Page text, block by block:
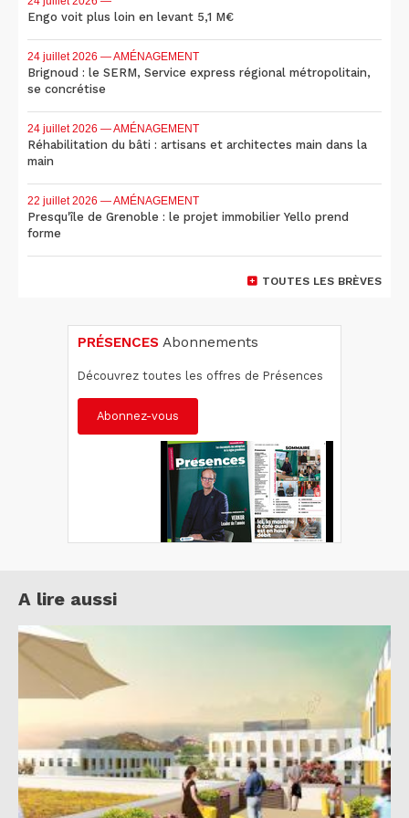
Engo voit plus loin en levant 5,1 M€
24 juillet 2026 — AMÉNAGEMENT
Brignoud : le SERM, Service express régional métropolitain,
se concrétise
24 juillet 2026 — AMÉNAGEMENT
Réhabilitation du bâti : artisans et architectes main dans la
main
22 juillet 2026 — AMÉNAGEMENT
Presqu'île de Grenoble : le projet immobilier Yello prend
forme
TOUTES LES BRÈVES
PRÉSENCES Abonnements
Découvrez toutes les offres de Présences
Abonnez-vous
A lire aussi